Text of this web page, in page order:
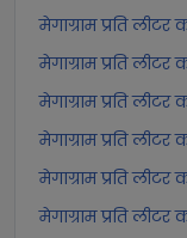
मेगाग्राम प्रति लीटर
मेगाग्राम प्रति लीटर
मेगाग्राम प्रति लीटर
मेगाग्राम प्रति
मेगाग्राम प्रति लीटर
मेगाग्राम प्रति